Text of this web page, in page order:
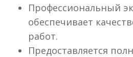
Профессиональный
обеспечивает
работ.
Предоставляется